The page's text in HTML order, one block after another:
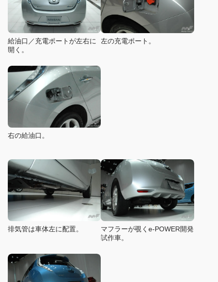
給油口／充電ポートが左右に
開く。
左の充電ポート。
右の給油口。
排気管は車体左に配置。
マフラーが覗くe-POWER開発
試作車。